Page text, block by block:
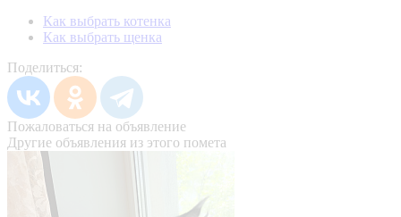
Как выбрать котенка
Как выбрать щенка
Поделиться:
Пожаловаться на объявление
Другие объявления из этого помета